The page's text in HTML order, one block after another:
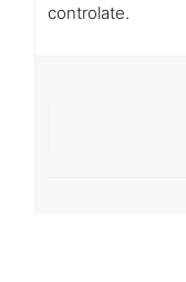
controlate.